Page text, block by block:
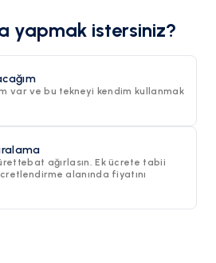
yapmak istersiniz?
var ve bu tekneyi kendim kullanmak
ağırlasın. Ek ücrete tabii
alanında fiyatını